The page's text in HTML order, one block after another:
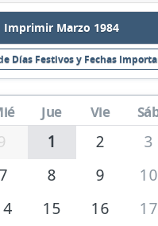
Imprimir Marzo 1984
Días Festivos y Fechas
Jue Vie
1 2 3
7 8 9 10
15 16 17